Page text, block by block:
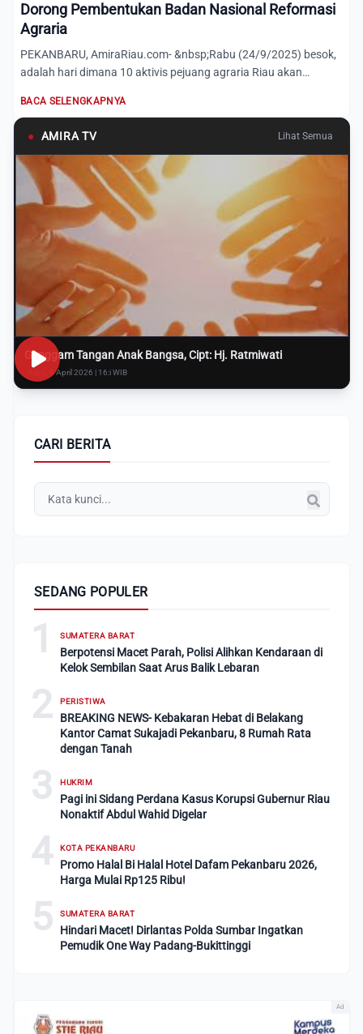
Dorong Pembentukan Badan Nasional Reformasi
Agraria
PEKANBARU, AmiraRiau.com- &nbsp;Rabu (24/9/2025) besok,
adalah hari dimana 10 aktivis pejuang agraria Riau akan
BACA SELENGKAPNYA
● AMIRA TV Lihat Semua
Genggam Tangan Anak Bangsa, Cipt: Hj. Ratmiwati
Rabu, 8 April 2026 | 16:i WIB
CARI BERITA
SEDANG POPULER
1 SUMATERA BARAT
Berpotensi Macet Parah, Polisi Alihkan Kendaraan di
Kelok Sembilan Saat Arus Balik Lebaran
2 PERISTIWA
BREAKING NEWS- Kebakaran Hebat di Belakang
Kantor Camat Sukajadi Pekanbaru, 8 Rumah Rata
dengan Tanah
3 HUKRIM
Pagi ini Sidang Perdana Kasus Korupsi Gubernur Riau
Nonaktif Abdul Wahid Digelar
4 KOTA PEKANBARU
Promo Halal Bi Halal Hotel Dafam Pekanbaru 2026,
Harga Mulai Rp125 Ribu!
5 SUMATERA BARAT
Hindari Macet! Dirlantas Polda Sumbar Ingatkan
Pemudik One Way Padang-Bukittinggi
Ad